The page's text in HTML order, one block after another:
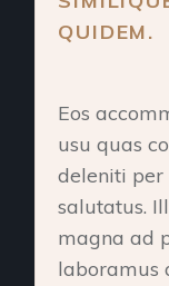
QUIDEM.
Eos
usu quas
deleniti per
salutatus.
magna ad
laboramus